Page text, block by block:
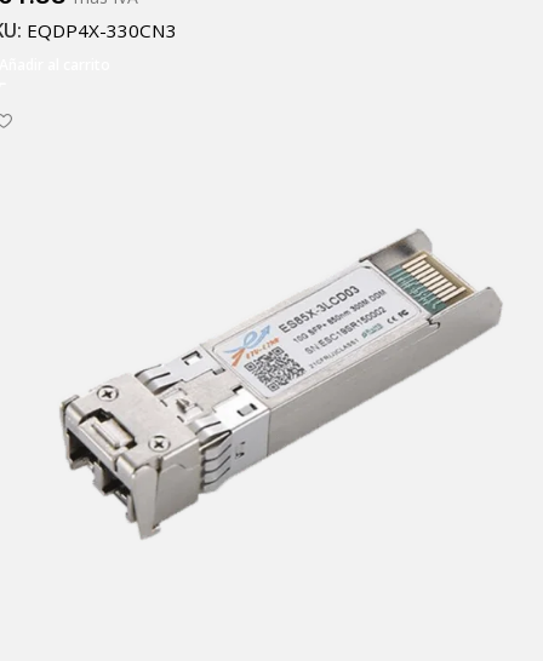
EQDP4X-330CN3